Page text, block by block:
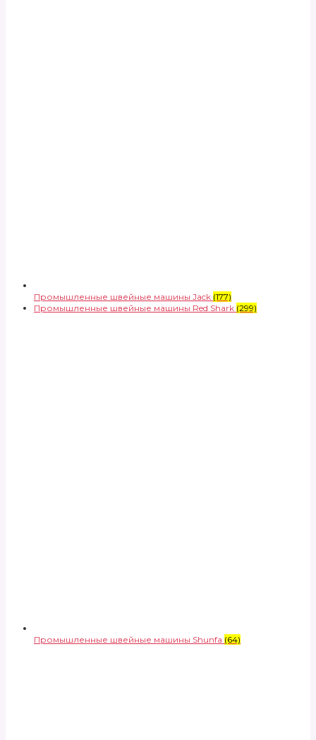
Промышленные швейные машины Jack (177)
Промышленные швейные машины Red Shark (299)
Промышленные швейные машины Shunfa (64)